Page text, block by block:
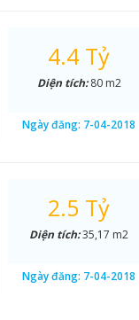
4.4 Tỷ
Diện tích:80 m2
Ngày đăng: 7-04-2018
2.5 Tỷ
Diện tích:35,17 m2
Ngày đăng: 7-04-2018